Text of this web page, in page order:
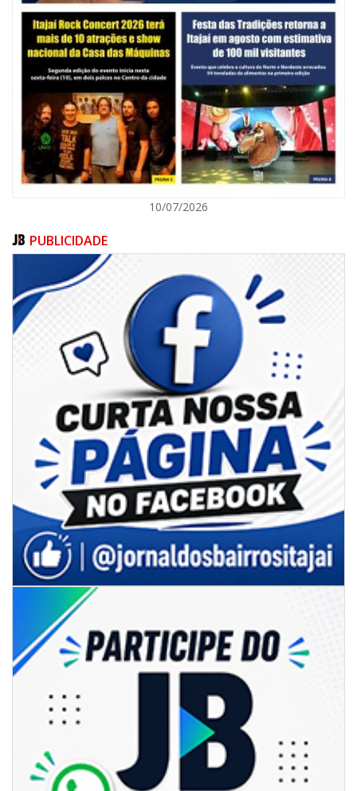
05/08/2026 | 07:00
Balneário Camboriú anuncia novo concurso para Guarda Municipal
POLÍTICA
05/08/2026 | 14:41
Voz do litoral em Brasília: Joab da Pesca foca campanha na infraestrutura
e defesa dos pescadores da AMFRI
ITAPEMA
10/07/2026
PUBLICIDADE